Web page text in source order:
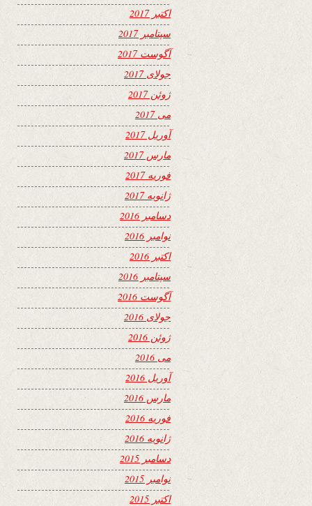
اکتبر 2017
سپتامبر 2017
آگوست 2017
جولای 2017
ژوئن 2017
می 2017
آوریل 2017
مارس 2017
فوریه 2017
ژانویه 2017
دسامبر 2016
نوامبر 2016
اکتبر 2016
سپتامبر 2016
آگوست 2016
جولای 2016
ژوئن 2016
می 2016
آوریل 2016
مارس 2016
فوریه 2016
ژانویه 2016
دسامبر 2015
نوامبر 2015
اکتبر 2015